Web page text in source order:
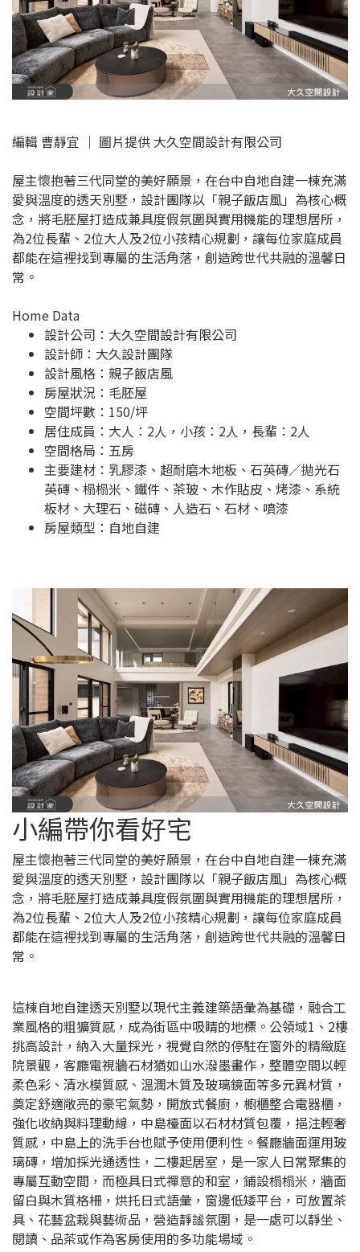
編輯 曹靜宜 │ 圖片提供 大久空間設計有限公司
屋主懷抱著三代同堂的美好願景，在台中自地自建一棟充滿
愛與溫度的透天別墅，設計團隊以「親子飯店風」為核心概
念，將毛胚屋打造成兼具度假氛圍與實用機能的理想居所，
為2位長輩、2位大人及2位小孩精心規劃，讓每位家庭成員
都能在這裡找到專屬的生活角落，創造跨世代共融的溫馨日
常。
Home Data
設計公司： 大久空間設計有限公司
設計師：大久設計團隊
設計風格：親子飯店風
房屋狀況：毛胚屋
空間坪數：150/坪
居住成員：大人：2人，小孩：2人，長輩：2人
空間格局：五房
主要建材：乳膠漆、超耐磨木地板、石英磚／拋光石
英磚、榻榻米、鐵件、茶玻、木作貼皮、烤漆、系統
板材、大理石、磁磚、人造石、石材、噴漆
房屋類型：自地自建
小編帶你看好宅
屋主懷抱著三代同堂的美好願景，在台中自地自建一棟充滿
愛與溫度的透天別墅，設計團隊以「親子飯店風」為核心概
念，將毛胚屋打造成兼具度假氛圍與實用機能的理想居所，
為2位長輩、2位大人及2位小孩精心規劃，讓每位家庭成員
都能在這裡找到專屬的生活角落，創造跨世代共融的溫馨日
常。
這棟自地自建透天別墅以現代主義建築語彙為基礎，融合工
業風格的粗獷質感，成為街區中吸睛的地標。公領域1、2樓
挑高設計，納入大量採光，視覺自然的停駐在窗外的精緻庭
院景觀，客廳電視牆石材猶如山水潑墨畫作，整體空間以輕
柔色彩、清水模質感、溫潤木質及玻璃鏡面等多元異材質，
奠定舒適敞亮的豪宅氣勢，開放式餐廚，櫥櫃整合電器櫃，
強化收納與料理動線，中島檯面以石材材質包覆，挹注輕奢
質感，中島上的洗手台也賦予使用便利性。餐廳牆面運用玻
璃磚，增加採光通透性，二樓起居室，是一家人日常聚集的
專屬互動空間，而極具日式禪意的和室，鋪設榻榻米，牆面
留白與木質格柵，烘托日式語彙，窗邊低矮平台，可放置茶
具、花藝盆栽與藝術品，營造靜謐氛圍，是一處可以靜坐、
閱讀、品茶或作為客房使用的多功能場域。